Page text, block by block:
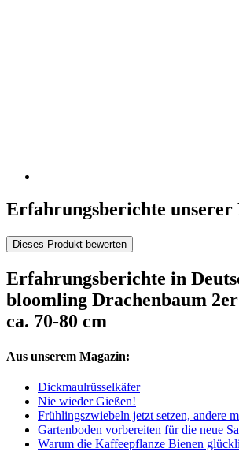
Erfahrungsberichte
Dieses Produkt bewerten
Erfahrungsberichte in
bloomling Drachenbaum
ca. 70-80 cm
Aus unserem Magazin:
Dickmaulrüsselkäfer
Nie wieder Gießen!
Frühlingszwiebeln jetzt setzen, andere
Gartenboden vorbereiten für die neue
Warum die Kaffeepflanze Bienen